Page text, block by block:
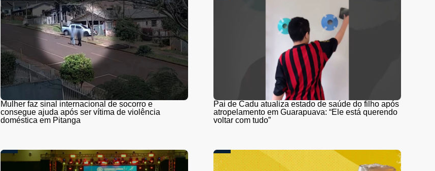
Mulher faz sinal internacional de socorro e
consegue ajuda após ser vítima de violência
doméstica em Pitanga
Pai de Cadu atualiza estado de saúde do filho após
atropelamento em Guarapuava: “Ele está querendo
voltar com tudo”